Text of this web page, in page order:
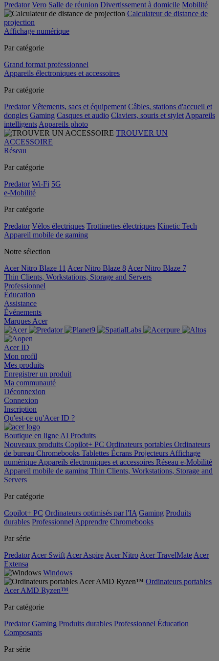
Predator Vero Salle de réunion Divertissement à domicile Mobilité
Calculateur de distance de
projection
Affichage numérique
Par catégorie
Grand format professionnel
Appareils électroniques et accessoires
Par catégorie
Predator Vêtements, sacs et équipement Câbles, stations d'accueil et
dongles Gaming Casques et audio Claviers, souris et stylet Appareils
intelligents Appareils photo
TROUVER UN
ACCESSOIRE
Réseau
Par catégorie
Predator Wi-Fi 5G
e-Mobilité
Par catégorie
Predator Vélos électriques Trottinettes électriques Kinetic Tech
Appareil mobile de gaming
Notre sélection
Acer Nitro Blaze 11 Acer Nitro Blaze 8 Acer Nitro Blaze 7
Thin Clients, Workstations, Storage and Servers
Professionnel
Éducation
Assistance
Événements
Marques Acer
Acer ID
Mon profil
Mes produits
Enregistrer un produit
Ma communauté
Déconnexion
Connexion
Inscription
Qu'est-ce qu'Acer ID ?
Boutique en ligne AI Produits
Nouveaux produits Copilot+ PC Ordinateurs portables Ordinateurs
de bureau Chromebooks Tablettes Écrans Projecteurs Affichage
numérique Appareils électroniques et accessoires Réseau e-Mobilité
Appareil mobile de gaming Thin Clients, Workstations, Storage and
Servers
Par catégorie
Copilot+ PC Ordinateurs optimisés par l'IA Gaming Produits
durables Professionnel Apprendre Chromebooks
Par série
Predator Acer Swift Acer Aspire Acer Nitro Acer TravelMate Acer
Extensa
Windows
Ordinateurs portables
Acer AMD Ryzen™
Par catégorie
Predator Gaming Produits durables Professionnel Éducation
Composants
Par série